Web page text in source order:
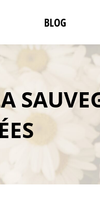
BLOG